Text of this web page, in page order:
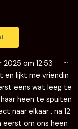
2025 om 12:53
en lijkt me vriendin
eens wat leeg te
heen te spuiten
naar elkaar , na 12
eerst om ons heen
…